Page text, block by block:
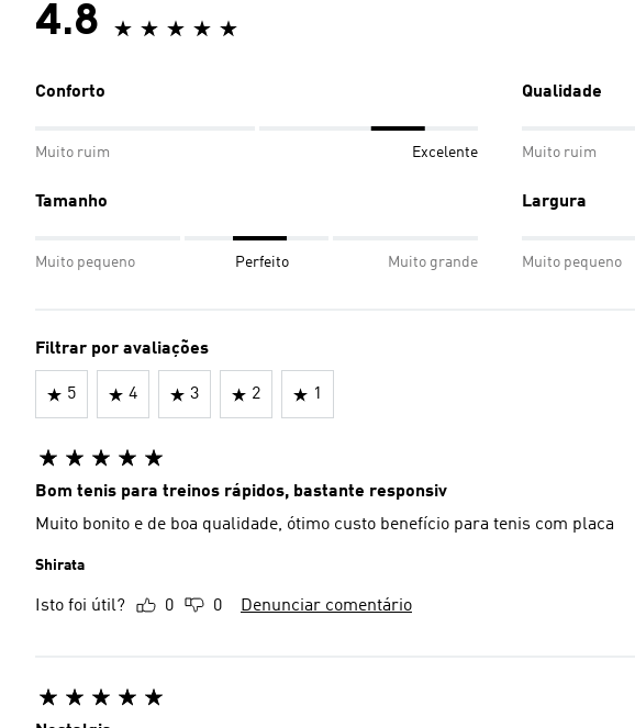
4.8
Conforto
Muito ruim Excelente
Qualidade
Muito ruim
Tamanho
Muito pequeno Perfeito Muito grande
Largura
Muito pequeno
Filtrar por avaliações
5 4 3 2 1
Bom tenis para treinos rápidos, bastante responsiv
Muito bonito e de boa qualidade, ótimo custo benefício para tenis com placa
Shirata
Isto foi útil? 0 0 Denunciar comentário